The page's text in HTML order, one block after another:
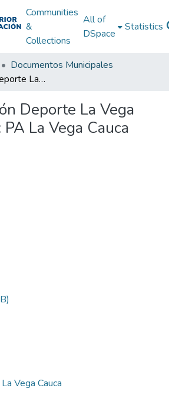
Communities
&
Collections
All of
DSpace
Statistics
Documentos Municipales
Plan de Acción Deporte La Vega Cauca 2012: PA La Vega Cauca 2012
Deporte La Vega
La Vega Cauca
Vega Cauca